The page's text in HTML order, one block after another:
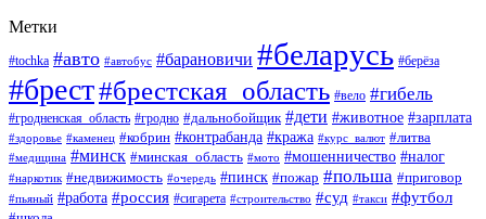
Метки
#tochka #авто #автобус #барановичи #беларусь #берёза
#брест#брестская_область #вело #гибель
#гродненская_область #гродно #дальнобойщик #дети #животное #зарплата
#здоровье #каменец #кобрин #контрабанда #кража #курс_валют #литва
#медицина #минск #минская_область #мото #мошенничество #налог
#наркотик #недвижимость #очередь #пинск #пожар #польша #приговор
#пьяный #работа #россия #сигарета #строительство #суд #такси #футбол